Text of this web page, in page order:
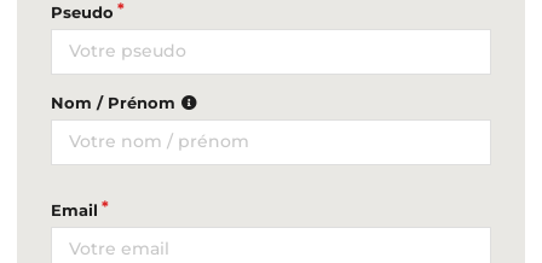
Pseudo
Nom / Prénom
Email